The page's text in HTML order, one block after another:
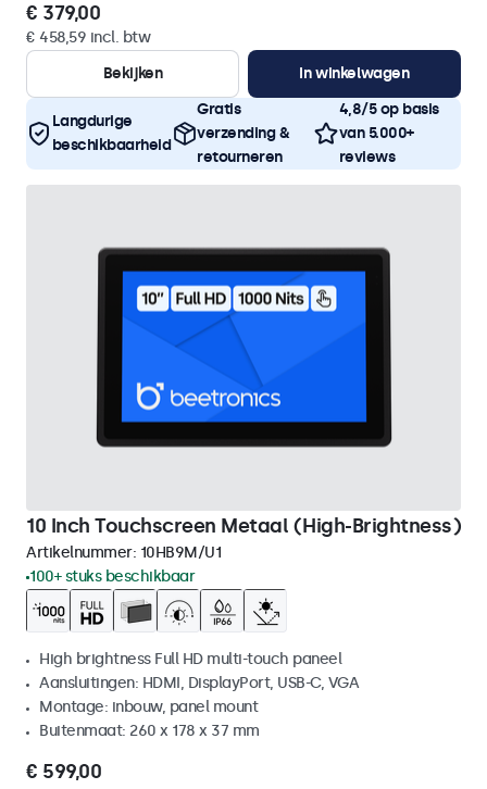
€ 379,00
€ 458,59 incl. btw
Bekijken
In winkelwagen
Langdurige
beschikbaarheid
Gratis
verzending &
retourneren
4,8/5 op basis
van 5.000+
reviews
10 Inch Touchscreen Metaal (High-Brightness)
Artikelnummer: 10HB9M/U1
100+ stuks beschikbaar
High brightness Full HD multi-touch paneel
Aansluitingen: HDMI, DisplayPort, USB-C, VGA
Montage: inbouw, panel mount
Buitenmaat: 260 x 178 x 37 mm
€ 599,00